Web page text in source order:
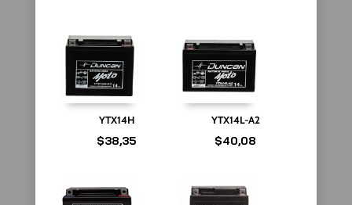
YTX14H
$38,35
YTX14L-A2
$40,08